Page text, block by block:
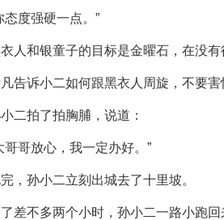
态度强硬一点。”
人和银童子的目标是金曜石，在没
告诉小二如何跟黑衣人周旋，不要害
二拍了拍胸脯，说道：
哥哥放心，我一定办好。”
，孙小二立刻出城去了十里坡。
差不多两个小时，孙小二一路小跑回